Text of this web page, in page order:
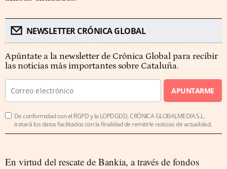
NEWSLETTER CRÓNICA GLOBAL
Apúntate a la newsletter de Crónica Global para recibir
las noticias más importantes sobre Cataluña.
APUNTARME
De conformidad con el RGPD y la LOPDGDD, CRÓNICA GLOBALMEDIA S.L.
tratará los datos facilitados con la finalidad de remitirle noticias de actualidad.
En virtud del rescate de Bankia, a través de fondos